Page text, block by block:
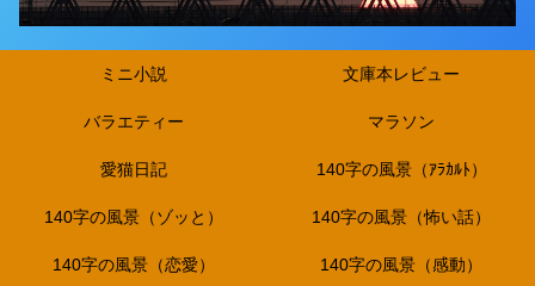
ミニ小説 文庫本レビュー
バラエティー マラソン
愛猫日記 140字の風景（ｱﾗｶﾙﾄ）
140字の風景（ゾッと） 140字の風景（怖い話）
140字の風景（恋愛） 140字の風景（感動）